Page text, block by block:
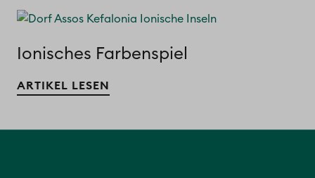
Ionisches Farbenspiel
ARTIKEL LESEN